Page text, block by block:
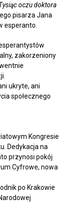
oczu doktora
pisarza Jana
esperanto.
zakorzeniony
ukryte, ani
społecznego
Kongresie
Dedykacja na
przynosi pokój
Cyfrowe, nowa
po Krakowie